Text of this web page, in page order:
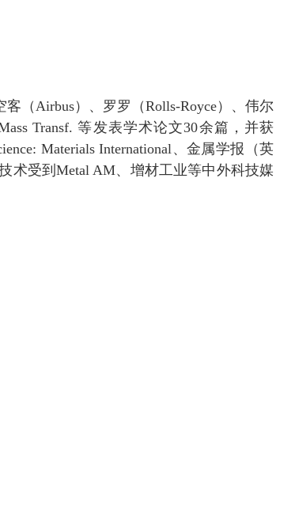
客（Airbus）、罗罗（Rolls-Royce）、伟尔
Transf.等发表学术论文30余篇，并获
Materials International、金属学报（英
术受到Metal AM、增材工业等中外科技媒